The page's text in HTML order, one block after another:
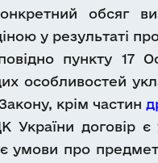
обсяг
у результаті
пункту 17
особливостей
крім частин
України договір
умови про предмет